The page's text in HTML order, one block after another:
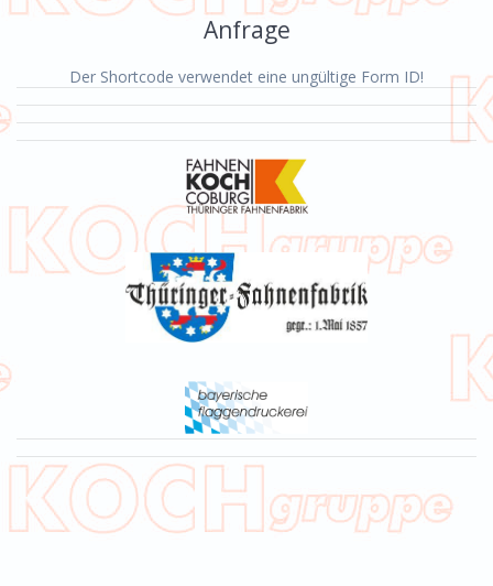
Anfrage
Der Shortcode verwendet eine ungültige Form ID!